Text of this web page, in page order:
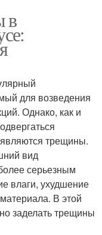
в
для возведения
Однако, как и
трещины.
вид
серьезным
влаги, ухудшение
В этой
заделать трещины